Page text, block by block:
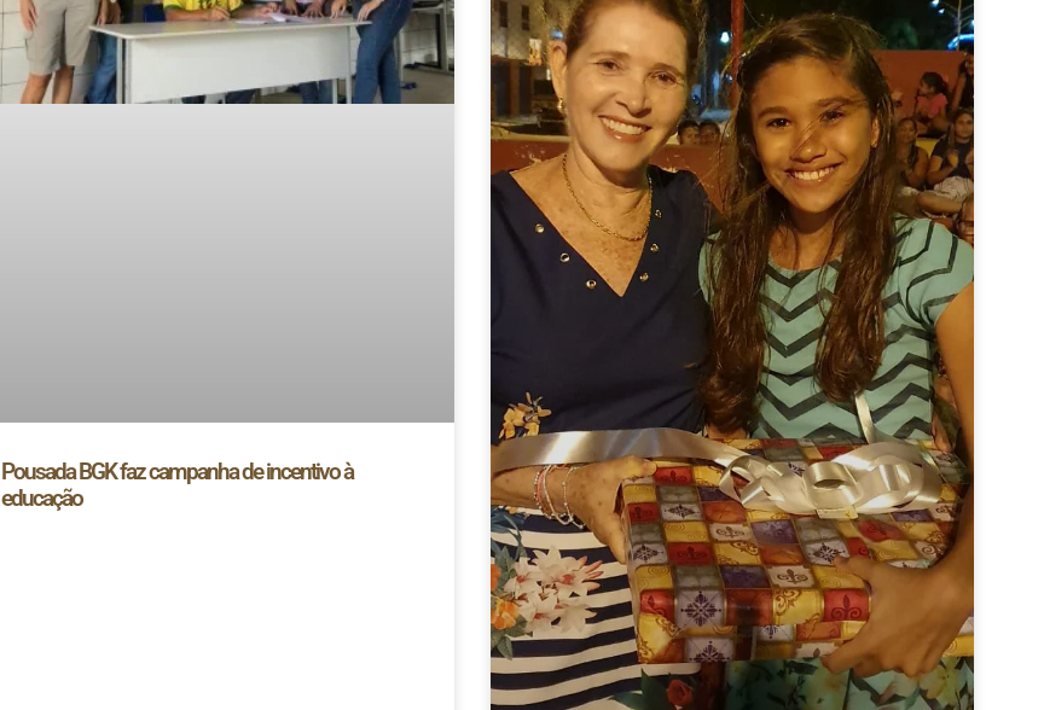
Pousada BGK faz campanha de incentivo à
educação